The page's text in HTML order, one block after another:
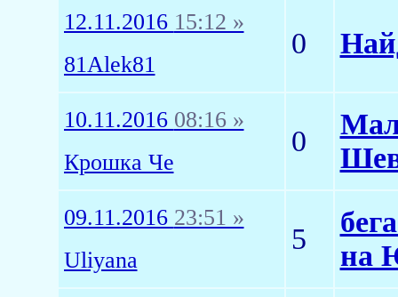
12.11.2016 15:12 »
81Alek81
0
10.11.2016 08:16 »
Крошка Че
0
09.11.2016 23:51 »
Uliyana
5
на